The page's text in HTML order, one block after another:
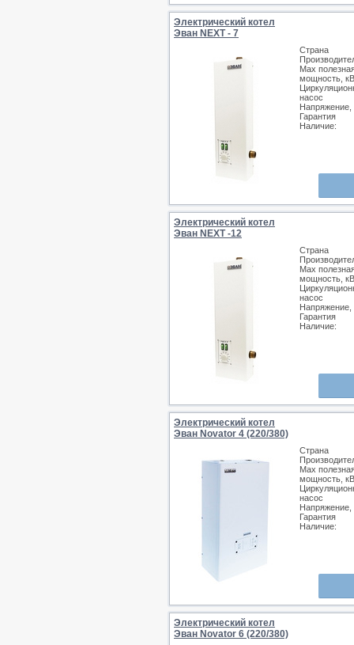
Электрический котел
Эван NEXT - 7
Страна
Max
мощность,
насос
Напряжение,
Гарантия
Наличие:
Электрический котел
Эван NEXT -12
Страна
Max
мощность,
насос
Напряжение,
Гарантия
Наличие:
Электрический котел
Эван Novator 4 (220/380)
Страна
Max
мощность,
насос
Напряжение,
Гарантия
Наличие:
Электрический котел
Эван Novator 6 (220/380)